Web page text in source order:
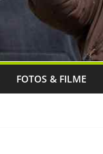
FOTOS & FILME